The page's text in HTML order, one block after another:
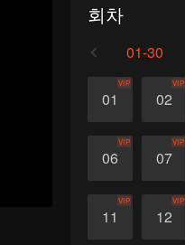
회차
01-30
01
VIP
02
VIP
06
VIP
07
VIP
11
VIP
12
VIP